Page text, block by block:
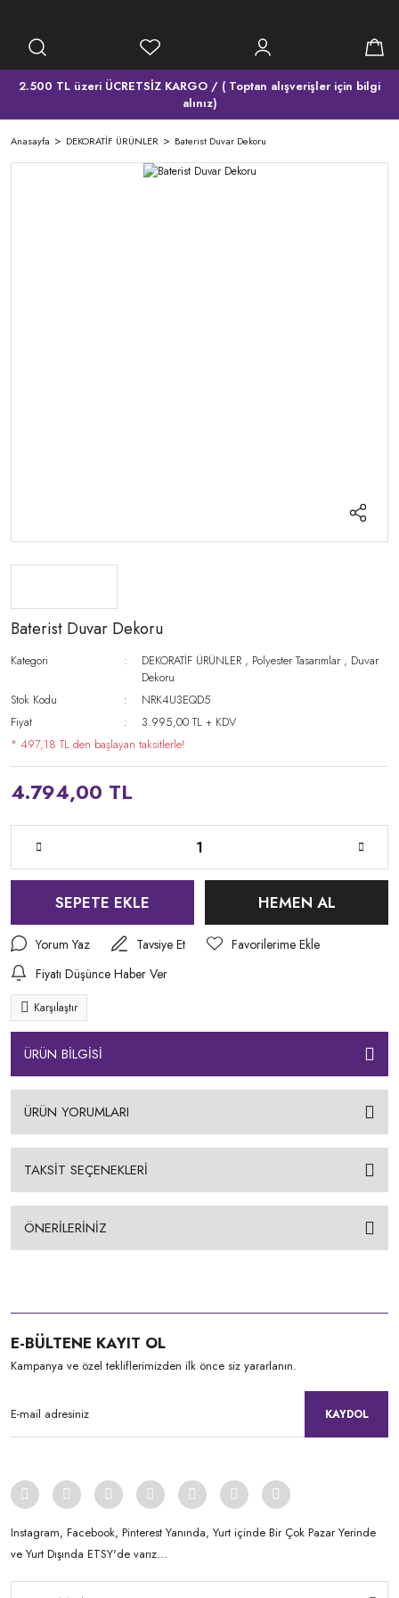
2.500 TL üzeri ÜCRETSİZ KARGO / ( Toptan alışverişler için bilgi
alınız)
Anasayfa DEKORATİF ÜRÜNLER Baterist Duvar Dekoru
Baterist Duvar Dekoru
Kategori DEKORATİF ÜRÜNLER , Polyester Tasarımlar , Duvar
Dekoru
Stok Kodu
NRK4U3EQD5
Fiyat
3.995,00 TL + KDV
* 497,18 TL den başlayan taksitlerle!
4.794,00 TL
SEPETE EKLE HEMEN AL
Yorum Yaz
Tavsiye Et
Fiyatı Düşünce Haber Ver
Karşılaştır
ÜRÜN BİLGİSİ
ÜRÜN YORUMLARI
TAKSİT SEÇENEKLERİ
ÖNERİLERİNİZ
E-BÜLTENE KAYIT OL
Kampanya ve özel tekliflerimizden ilk önce siz yararlanın.
KAYDOL
Instagram, Facebook, Pinterest Yanında, Yurt içinde Bir Çok Pazar Yerinde
ve Yurt Dışında ETSY'de varız...